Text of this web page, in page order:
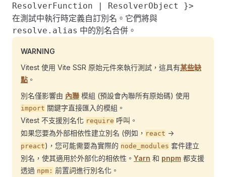
ResolverFunction | ResolverObject }>
在測試中執行時定義自訂別名。它們將與
resolve.alias 中的別名合併。
WARNING
Vitest 使用 Vite SSR 原始元件來執行測試，這具有某些缺
點 。
別名僅影響由 內聯 模組 (預設會內聯所有原始碼) 使用
import 關鍵字直接匯入的模組。
Vitest 不支援別名化 require 呼叫。
如果您要為外部相依性建立別名 (例如， react ->
preact)，您可能需要為實際的 node_modules 套件建立
別名，使其適用於外部化的相依性。 Yarn 和 pnpm 都支援
透過 npm: 前置詞進行別名化。